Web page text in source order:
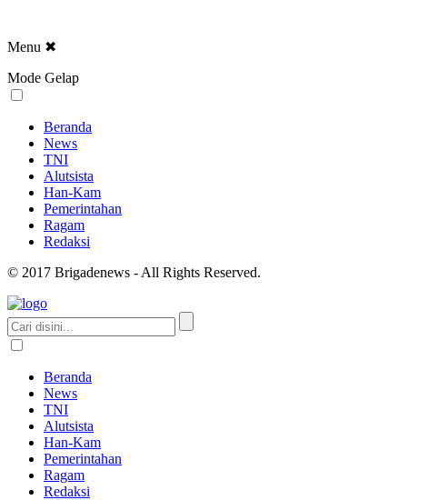
Menu ✖
Mode Gelap
Beranda
News
TNI
Alutsista
Han-Kam
Pemerintahan
Ragam
Redaksi
© 2017 Brigadenews - All Rights Reserved.
Beranda
News
TNI
Alutsista
Han-Kam
Pemerintahan
Ragam
Redaksi